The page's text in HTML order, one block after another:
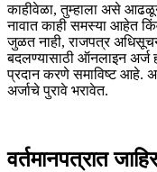
काहीवेळा, तुम्हाला असे
नावात काही समस्या आहेत
जुळत नाही, राजपत्र
बदलण्यासाठी ऑनलाइन अर्ज
प्रदान करणे समाविष्ट आहे.
अर्जाचे पुरावे भरावेत.
वर्तमानपत्रात